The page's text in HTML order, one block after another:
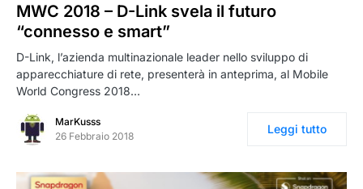
MWC 2018 – D-Link svela il futuro
“connesso e smart”
D-Link, l’azienda multinazionale leader nello sviluppo di
apparecchiature di rete, presenterà in anteprima, al Mobile
World Congress 2018…
MarKusss
26 Febbraio 2018
Leggi tutto